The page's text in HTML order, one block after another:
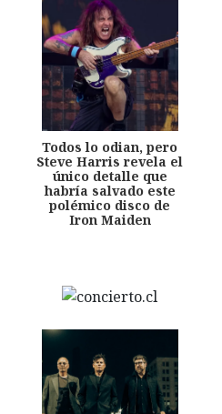
Todos lo odian, pero
Steve Harris revela el
único detalle que
habría salvado este
polémico disco de
Iron Maiden